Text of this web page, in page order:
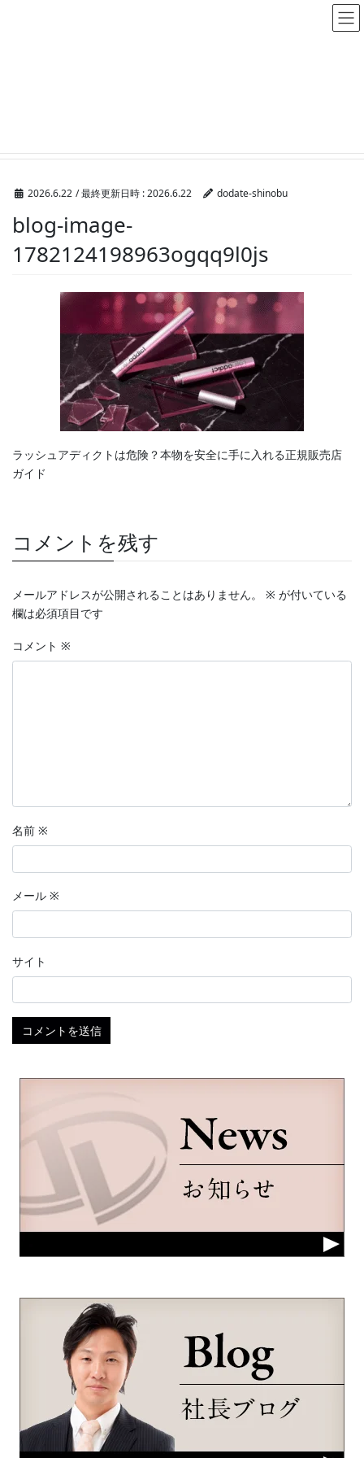
2026.6.22 / 最終更新日時 :2026.6.22 dodate-shinobu
blog-image-
1782124198963ogqq9l0js
ラッシュアディクトは危険？本物を安全に手に入れる正規販売店
ガイド
コメントを残す
メールアドレスが公開されることはありません。 ※ が付いている
欄は必須項目です
コメント ※
名前 ※
メール ※
サイト